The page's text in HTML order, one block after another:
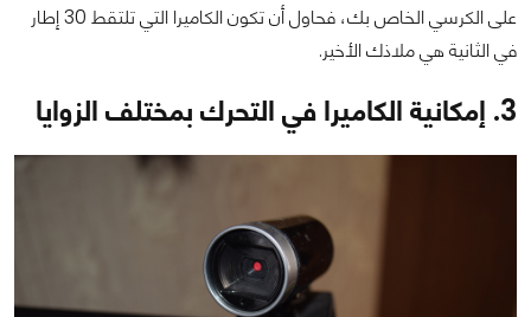
على الكرسي الخاص بك، فحاول أن تكون الكاميرا التي تلتقط 30 إطار
في الثانية هي ملاذك الأخير.
3. إمكانية الكاميرا في التحرك بمختلف الزوايا